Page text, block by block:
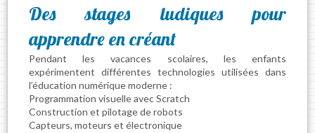
Des stages ludiques pour
apprendre en créant
Pendant les vacances scolaires, les enfants
expérimentent différentes technologies utilisées dans
l’éducation numérique moderne :
Programmation visuelle avec Scratch
Construction et pilotage de robots
Capteurs, moteurs et électronique